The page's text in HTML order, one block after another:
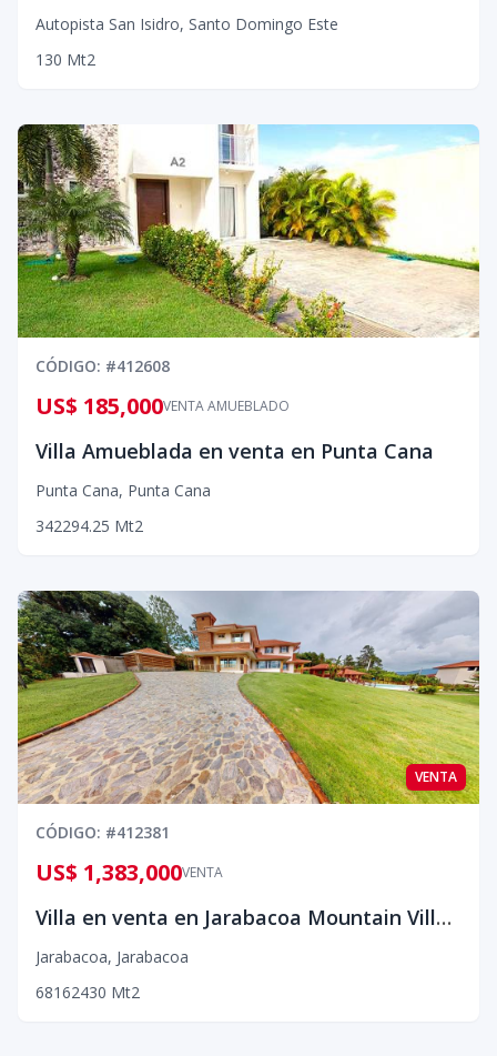
Autopista San Isidro, Santo Domingo Este
1 30 Mt2
CÓDIGO: #412608
VENTA AMUEBLADO
US$ 185,000
Villa Amueblada en venta en Punta Cana
Punta Cana, Punta Cana
342294.25 Mt2
VENTA
CÓDIGO: #412381
VENTA
US$ 1,383,000
Villa en venta en Jarabacoa Mountain Village
Jarabacoa, Jarabacoa
68162430 Mt2